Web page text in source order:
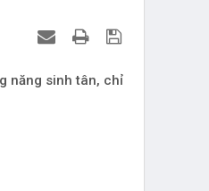
năng sinh tân, chỉ